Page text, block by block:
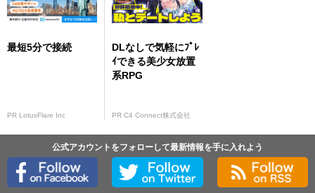
最短5分で接続
PR LotusFlare Inc
DLなしで気軽にﾌﾟﾚ
ｲできる美少女放置
系RPG
PR C4 Connect株式会社
公式アカウントをフォローして最新情報を手に入れよう